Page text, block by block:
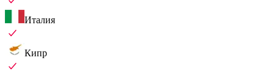
Италия
Кипр